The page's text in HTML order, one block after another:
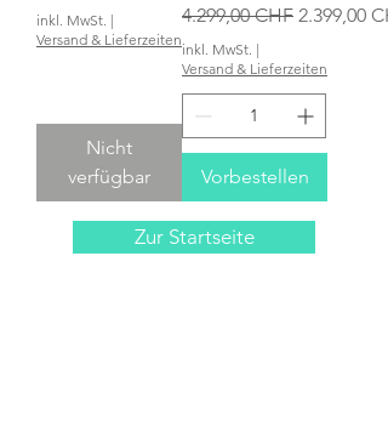
inkl. MwSt. |
Versand & Lieferzeiten
Nicht
verfügbar
Standardpreis
4.299,00 CHF Sale-Preis
2.399,00
inkl. MwSt. |
Versand & Lieferzeiten
Vorbestellen
Zur Startseite